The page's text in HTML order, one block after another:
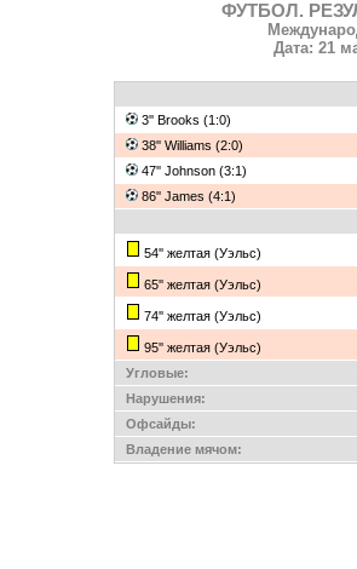
ФУТБОЛ.
Дата: 21
3'' Brooks (1:0)
38'' Williams (2:0)
47'' Johnson (3:1)
86'' James (4:1)
54'' желтая (Уэльс)
65'' желтая (Уэльс)
74'' желтая (Уэльс)
95'' желтая (Уэльс)
Угловые:
Нарушения:
Офсайды:
Владение мячом: